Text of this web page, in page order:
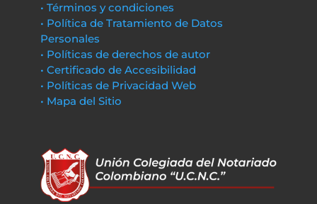
• Términos y condiciones
• Política de Tratamiento de Datos
Personales
• Políticas de derechos de autor
• Certificado de Accesibilidad
• Políticas de Privacidad Web
• Mapa del Sitio